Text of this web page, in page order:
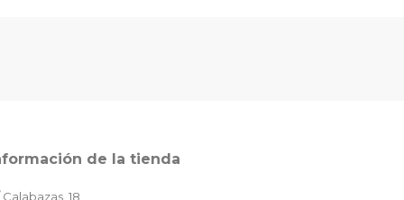
de la tienda
Calabazas, 18